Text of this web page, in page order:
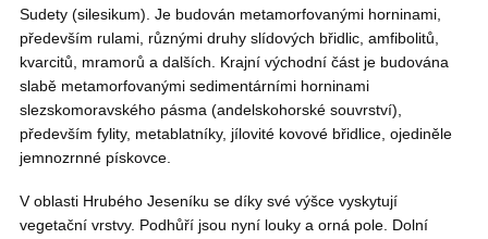
Sudety (silesikum). Je budován metamorfovanými horninami,
především rulami, různými druhy slídových břidlic, amfibolitů,
kvarcitů, mramorů a dalších. Krajní východní část je budována
slabě metamorfovanými sedimentárními horninami
slezskomoravského pásma (andelskohorské souvrství),
především fylity, metablatníky, jílovité kovové břidlice, ojediněle
jemnozrnné pískovce.
V oblasti Hrubého Jeseníku se díky své výšce vyskytují
vegetační vrstvy. Podhůří jsou nyní louky a orná pole. Dolní